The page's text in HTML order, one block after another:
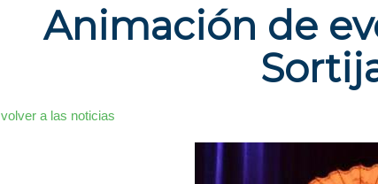
Animación de
volver a las noticias